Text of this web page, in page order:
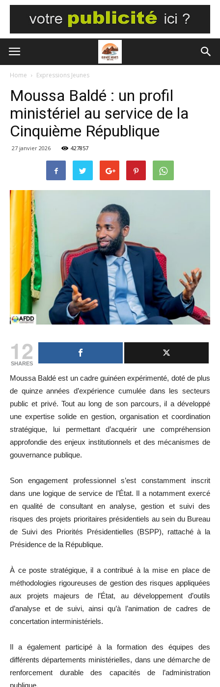
Home Expressions Jeunes
Moussa Baldé : un profil
ministériel au service de la
Cinquième République
27 janvier 2026 427857
12
SHARES
Moussa Baldé est un cadre guinéen expérimenté, doté de plus
de quinze années d’expérience cumulée dans les secteurs
public et privé. Tout au long de son parcours, il a développé
une expertise solide en gestion, organisation et coordination
stratégique, lui permettant d’acquérir une compréhension
approfondie des enjeux institutionnels et des mécanismes de
gouvernance publique.
Son engagement professionnel s’est constamment inscrit
dans une logique de service de l’État. Il a notamment exercé
en qualité de consultant en analyse, gestion et suivi des
risques des projets prioritaires présidentiels au sein du Bureau
de Suivi des Priorités Présidentielles (BSPP), rattaché à la
Présidence de la République.
À ce poste stratégique, il a contribué à la mise en place de
méthodologies rigoureuses de gestion des risques appliquées
aux projets majeurs de l’État, au développement d’outils
d’analyse et de suivi, ainsi qu’à l’animation de cadres de
concertation interministériels.
Il a également participé à la formation des équipes des
différents départements ministérielles, dans une démarche de
renforcement durable des capacités de l’administration
publique.